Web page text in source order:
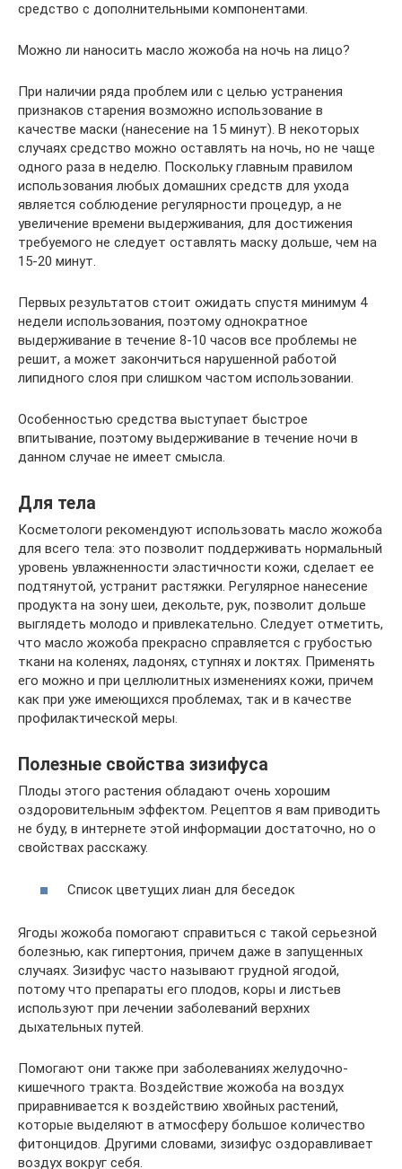
средство с дополнительными компонентами.
Можно ли наносить масло жожоба на ночь на лицо?
При наличии ряда проблем или с целью устранения
признаков старения возможно использование в
качестве маски (нанесение на 15 минут). В некоторых
случаях средство можно оставлять на ночь, но не чаще
одного раза в неделю. Поскольку главным правилом
использования любых домашних средств для ухода
является соблюдение регулярности процедур, а не
увеличение времени выдерживания, для достижения
требуемого не следует оставлять маску дольше, чем на
15-20 минут.
Первых результатов стоит ожидать спустя минимум 4
недели использования, поэтому однократное
выдерживание в течение 8-10 часов все проблемы не
решит, а может закончиться нарушенной работой
липидного слоя при слишком частом использовании.
Особенностью средства выступает быстрое
впитывание, поэтому выдерживание в течение ночи в
данном случае не имеет смысла.
Для тела
Косметологи рекомендуют использовать масло жожоба
для всего тела: это позволит поддерживать нормальный
уровень увлажненности эластичности кожи, сделает ее
подтянутой, устранит растяжки. Регулярное нанесение
продукта на зону шеи, декольте, рук, позволит дольше
выглядеть молодо и привлекательно. Следует отметить,
что масло жожоба прекрасно справляется с грубостью
ткани на коленях, ладонях, ступнях и локтях. Применять
его можно и при целлюлитных изменениях кожи, причем
как при уже имеющихся проблемах, так и в качестве
профилактической меры.
Полезные свойства зизифуса
Плоды этого растения обладают очень хорошим
оздоровительным эффектом. Рецептов я вам приводить
не буду, в интернете этой информации достаточно, но о
свойствах расскажу.
Список цветущих лиан для беседок
Ягоды жожоба помогают справиться с такой серьезной
болезнью, как гипертония, причем даже в запущенных
случаях. Зизифус часто называют грудной ягодой,
потому что препараты его плодов, коры и листьев
используют при лечении заболеваний верхних
дыхательных путей.
Помогают они также при заболеваниях желудочно-
кишечного тракта. Воздействие жожоба на воздух
приравнивается к воздействию хвойных растений,
которые выделяют в атмосферу большое количество
фитонцидов. Другими словами, зизифус оздоравливает
воздух вокруг себя.